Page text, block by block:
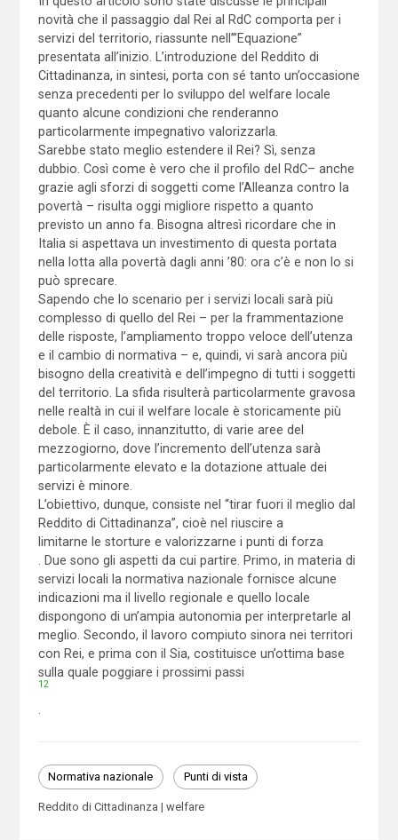
novità che il passaggio dal Rei al RdC comporta per i
servizi del territorio, riassunte nell’”Equazione”
presentata all’inizio. L’introduzione del Reddito di
Cittadinanza, in sintesi, porta con sé tanto un’occasione
senza precedenti per lo sviluppo del welfare locale
quanto alcune condizioni che renderanno
particolarmente impegnativo valorizzarla.
Sarebbe stato meglio estendere il Rei? Sì, senza
dubbio. Così come è vero che il profilo del RdC– anche
grazie agli sforzi di soggetti come l’Alleanza contro la
povertà – risulta oggi migliore rispetto a quanto
previsto un anno fa. Bisogna altresì ricordare che in
Italia si aspettava un investimento di questa portata
nella lotta alla povertà dagli anni ’80: ora c’è e non lo si
può sprecare.
Sapendo che lo scenario per i servizi locali sarà più
complesso di quello del Rei – per la frammentazione
delle risposte, l’ampliamento troppo veloce dell’utenza
e il cambio di normativa – e, quindi, vi sarà ancora più
bisogno della creatività e dell’impegno di tutti i soggetti
del territorio. La sfida risulterà particolarmente gravosa
nelle realtà in cui il welfare locale è storicamente più
debole. È il caso, innanzitutto, di varie aree del
mezzogiorno, dove l’incremento dell’utenza sarà
particolarmente elevato e la dotazione attuale dei
servizi è minore.
L’obiettivo, dunque, consiste nel “tirar fuori il meglio dal
Reddito di Cittadinanza”, cioè nel riuscire a
limitarne le storture e valorizzarne i punti di forza
. Due sono gli aspetti da cui partire. Primo, in materia di
servizi locali la normativa nazionale fornisce alcune
indicazioni ma il livello regionale e quello locale
dispongono di un’ampia autonomia per interpretarle al
meglio. Secondo, il lavoro compiuto sinora nei territori
con Rei, e prima con il Sia, costituisce un’ottima base
sulla quale poggiare i prossimi passi
12
Normativa nazionale Punti di vista
Reddito di Cittadinanza welfare